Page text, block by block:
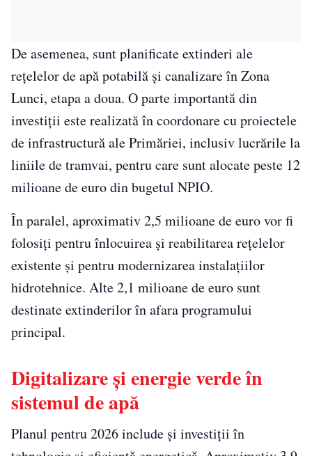
De asemenea, sunt planificate extinderi ale
rețelelor de apă potabilă și canalizare în Zona
Lunci, etapa a doua. O parte importantă din
investiții este realizată în coordonare cu proiectele
de infrastructură ale Primăriei, inclusiv lucrările la
liniile de tramvai, pentru care sunt alocate peste 12
milioane de euro din bugetul NPIO.
În paralel, aproximativ 2,5 milioane de euro vor fi
folosiți pentru înlocuirea și reabilitarea rețelelor
existente și pentru modernizarea instalațiilor
hidrotehnice. Alte 2,1 milioane de euro sunt
destinate extinderilor în afara programului
principal.
Digitalizare și energie verde în
sistemul de apă
Planul pentru 2026 include și investiții în